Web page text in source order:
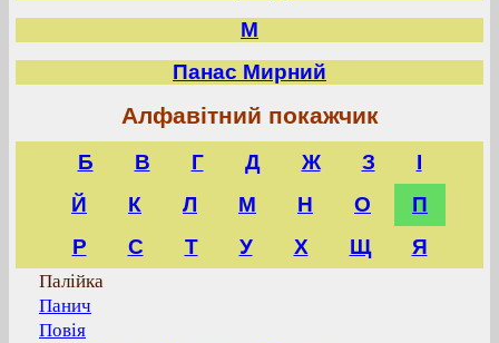
М
Панас Мирний
Алфавітний покажчик
Б В Г Д Ж З
І
Й
К Л М Н О
П
Р
С Т У Х Щ Я
Палійка
Панич
Повія